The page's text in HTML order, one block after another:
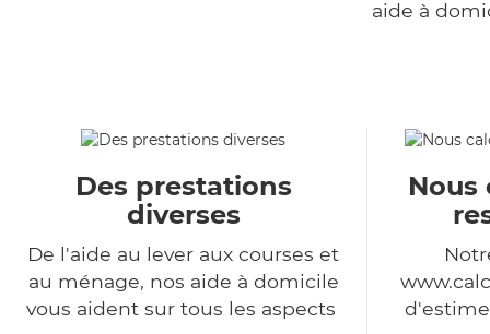
aide à
Des prestations
diverses
De l'aide au lever aux courses et
au ménage, nos aide à domicile
vous aident sur tous les aspects
Nous